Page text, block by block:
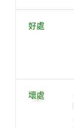
好處
壞處